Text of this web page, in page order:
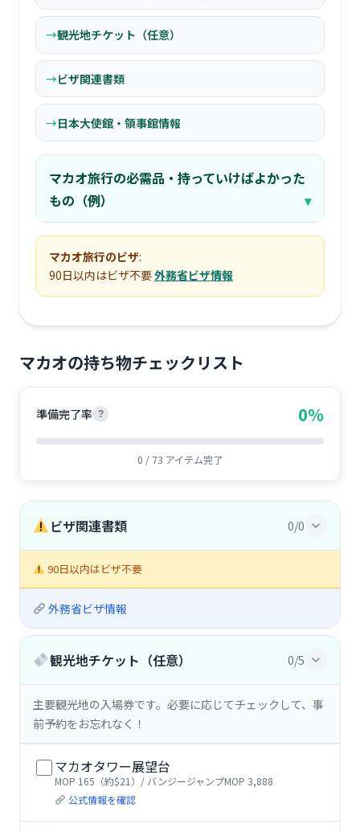
観光地チケット（任意）
ビザ関連書類
日本大使館・領事館情報
マカオ旅行の必需品・持っていけばよかった
もの（例）
マカオ旅行のビザ:
90日以内はビザ不要外務省ビザ情報
マカオの持ち物チェックリスト
準備完了率 ? 0%
0 / 73 アイテム完了
ビザ関連書類 0/0
90日以内はビザ不要
外務省ビザ情報
観光地チケット（任意） 0/5
主要観光地の入場券です。必要に応じてチェックして、事
前予約をお忘れなく！
マカオタワー展望台
MOP 165（約$21）/ バンジージャンプMOP 3,888
公式情報を確認